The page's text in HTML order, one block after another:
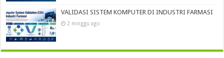
VALIDASI SISTEM KOMPUTER DI INDUSTRI FARMASI
2 minggu ago